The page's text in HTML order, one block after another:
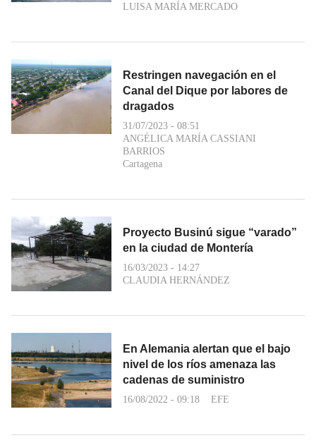
LUISA MARÍA MERCADO
Restringen navegación en el
Canal del Dique por labores de
dragados
31/07/2023 - 08:51
ANGÉLICA MARÍA CASSIANI
BARRIOS
Cartagena
Proyecto Businú sigue “varado”
en la ciudad de Montería
16/03/2023 - 14:27
CLAUDIA HERNÁNDEZ
En Alemania alertan que el bajo
nivel de los ríos amenaza las
cadenas de suministro
16/08/2022 - 09:18 EFE